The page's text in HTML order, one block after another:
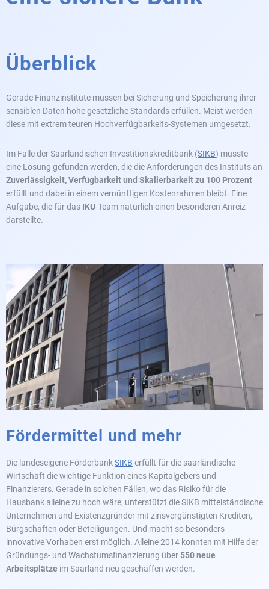
Überblick
Gerade Finanzinstitute müssen bei Sicherung und Speicherung ihrer
sensiblen Daten hohe gesetzliche Standards erfüllen. Meist werden
diese mit extrem teuren Hochverfügbarkeits-Systemen umgesetzt.
Im Falle der Saarländischen Investitionskreditbank (SIKB) musste
eine Lösung gefunden werden, die die Anforderungen des Instituts an
Zuverlässigkeit, Verfügbarkeit und Skalierbarkeit zu 100 Prozent
erfüllt und dabei in einem vernünftigen Kostenrahmen bleibt. Eine
Aufgabe, die für das IKU-Team natürlich einen besonderen Anreiz
darstellte.
Fördermittel und mehr
Die landeseigene FörderbankSIKB erfüllt für die saarländische
Wirtschaft die wichtige Funktion eines Kapitalgebers und
Finanzierers. Gerade in solchen Fällen, wo das Risiko für die
Hausbank alleine zu hoch wäre, unterstützt die SIKB mittelständische
Unternehmen und Existenzgründer mit zinsvergünstigten Krediten,
Bürgschaften oder Beteiligungen. Und macht so besonders
innovative Vorhaben erst möglich. Alleine 2014 konnten mit Hilfe der
Gründungs- und Wachstumsfinanzierung über 550 neue
Arbeitsplätze im Saarland neu geschaffen werden.